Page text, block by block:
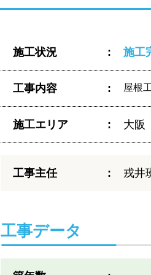
施工状況 施工
工事内容 屋根
施工エリア 大阪
工事主任 戎井
工事データ